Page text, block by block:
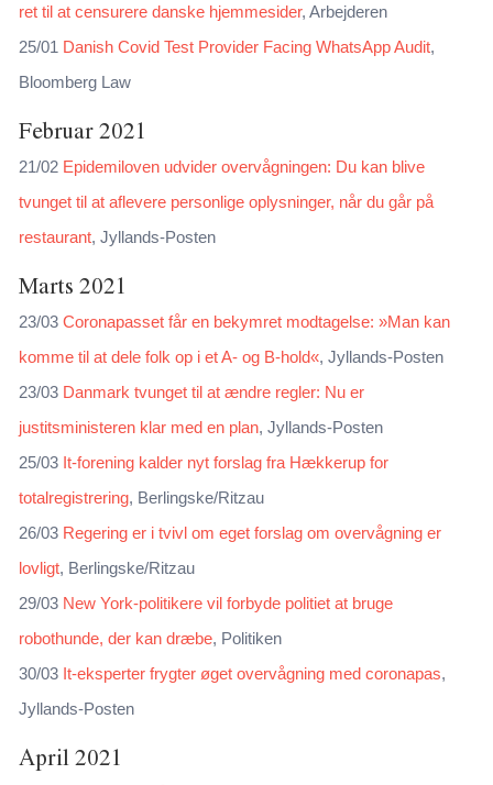
ret til at censurere danske hjemmesider, Arbejderen
25/01 Danish Covid Test Provider Facing WhatsApp Audit,
Bloomberg Law
Februar 2021
21/02 Epidemiloven udvider overvågningen: Du kan blive
tvunget til at aflevere personlige oplysninger, når du går på
restaurant, Jyllands-Posten
Marts 2021
23/03 Coronapasset får en bekymret modtagelse: »Man kan
komme til at dele folk op i et A- og B-hold«, Jyllands-Posten
23/03 Danmark tvunget til at ændre regler: Nu er
justitsministeren klar med en plan, Jyllands-Posten
25/03 It-forening kalder nyt forslag fra Hækkerup for
totalregistrering, Berlingske/Ritzau
26/03 Regering er i tvivl om eget forslag om overvågning er
lovligt, Berlingske/Ritzau
29/03 New York-politikere vil forbyde politiet at bruge
robothunde, der kan dræbe, Politiken
30/03 It-eksperter frygter øget overvågning med coronapas,
Jyllands-Posten
April 2021